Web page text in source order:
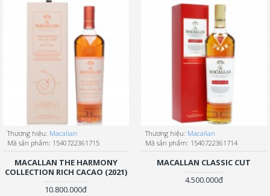
Thương hiệu: Macallan
Mã sản phẩm: 1540722361715
MACALLAN THE HARMONY
COLLECTION RICH CACAO (2021)
10.800.000đ
Thương hiệu: Macallan
Mã sản phẩm: 1540722361714
MACALLAN CLASSIC CUT
4.500.000đ